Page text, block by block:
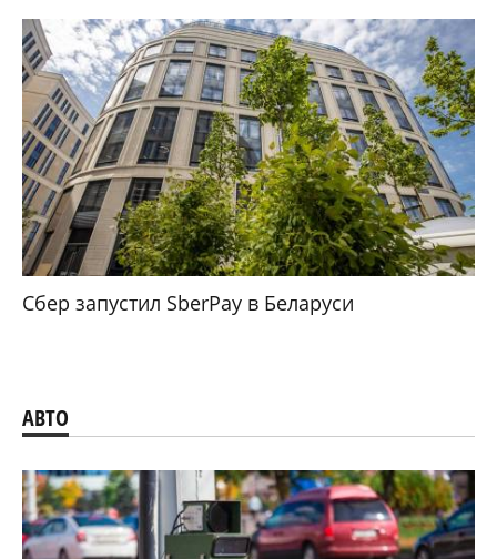
Сбер запустил SberPay в Беларуси
АВТО